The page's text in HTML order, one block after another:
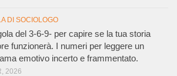
DI SOCIOLOGO
del 3-6-9- per capire se la tua storia
funzionerà. I numeri per leggere un
emotivo incerto e frammentato.
2026